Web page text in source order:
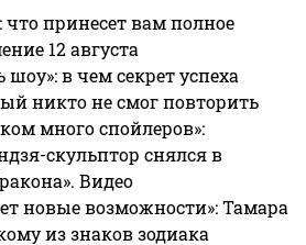
принесет вам полное
12 августа
шоу»: в чем секрет успеха
никто не смог повторить
много спойлеров»:
скульптор снялся в
Видео
новые возможности»: Тамара
из знаков зодиака